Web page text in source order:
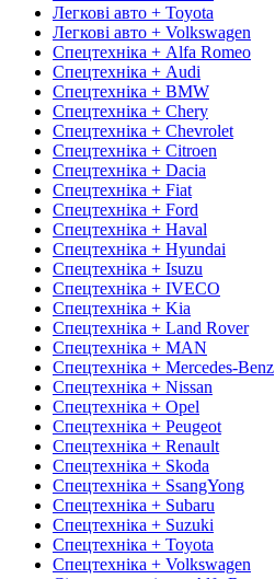
Легкові авто + Toyota
Легкові авто + Volkswagen
Спецтехніка + Alfa Romeo
Спецтехніка + Audi
Спецтехніка + BMW
Спецтехніка + Chery
Спецтехніка + Chevrolet
Спецтехніка + Citroen
Спецтехніка + Dacia
Спецтехніка + Fiat
Спецтехніка + Ford
Спецтехніка + Haval
Спецтехніка + Hyundai
Спецтехніка + Isuzu
Спецтехніка + IVECO
Спецтехніка + Kia
Спецтехніка + Land Rover
Спецтехніка + MAN
Спецтехніка + Mercedes-Benz
Спецтехніка + Nissan
Спецтехніка + Opel
Спецтехніка + Peugeot
Спецтехніка + Renault
Спецтехніка + Skoda
Спецтехніка + SsangYong
Спецтехніка + Subaru
Спецтехніка + Suzuki
Спецтехніка + Toyota
Спецтехніка + Volkswagen